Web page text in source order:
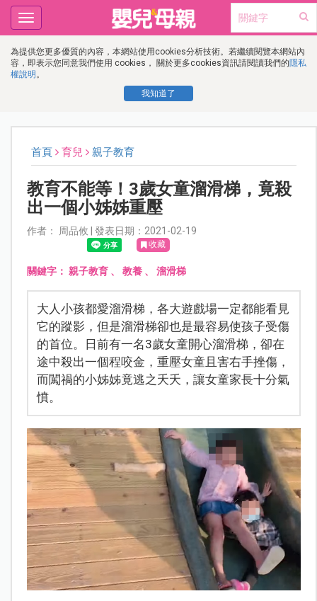
為提供您更多優質的內容，本網站使用cookies分析技術。若繼續閱覽本網站內
容，即表示您同意我們使用 cookies， 關於更多cookies資訊請閱讀我們的隱私
權說明 。
我知道了
Toggle
navigation
首頁 育兒 親子教育
教育不能等！3歲女童溜滑梯，竟殺
出一個小姊姊重壓
作者： 周品攸 | 發表日期：2021-02-19
收藏
關鍵字： 親子教育、 教養、 溜滑梯
大人小孩都愛溜滑梯，各大遊戲場一定都能看見
它的蹤影，但是溜滑梯卻也是最容易使孩子受傷
的首位。日前有一名3歲女童開心溜滑梯，卻在
途中殺出一個程咬金，重壓女童且害右手挫傷，
而闖禍的小姊姊竟逃之夭夭，讓女童家長十分氣
憤。